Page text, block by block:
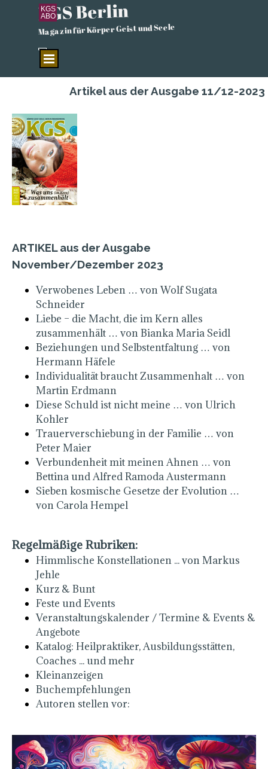
Direkt zum Seiteninhalt
KGS Berlin
Magazin für Körper Geist und Seele
KGS
ABO
Menü überspringen
Artikel aus der Ausgabe 11/12-2023
ARTIKEL aus der Ausgabe
November/Dezember 2023
Verwobenes Leben … von Wolf Sugata
Schneider
Liebe – die Macht, die im Kern alles
zusammenhält … von Bianka Maria Seidl
Beziehungen und Selbstentfaltung … von
Hermann Häfele
Individualität braucht Zusammenhalt … von
Martin Erdmann
Diese Schuld ist nicht meine … von Ulrich
Kohler
Trauerverschiebung in der Familie … von
Peter Maier
Verbundenheit mit meinen Ahnen … von
Bettina und Alfred Ramoda Austermann
Sieben kosmische Gesetze der Evolution …
von Carola Hempel
Regelmäßige Rubriken:
Himmlische Konstellationen ... von Markus
Jehle
Kurz & Bunt
Feste und Events
Veranstaltungskalender / Termine & Events &
Angebote
Katalog: Heilpraktiker, Ausbildungsstätten,
Coaches ... und mehr
Kleinanzeigen
Buchempfehlungen
Autoren stellen vor: